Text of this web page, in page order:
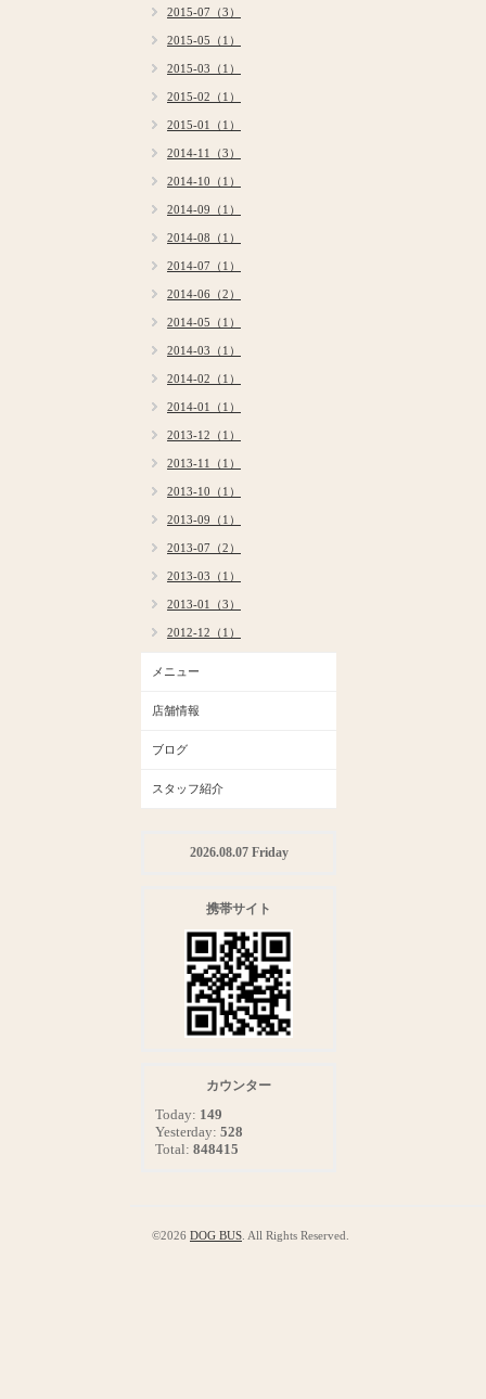
2015-07（3）
2015-05（1）
2015-03（1）
2015-02（1）
2015-01（1）
2014-11（3）
2014-10（1）
2014-09（1）
2014-08（1）
2014-07（1）
2014-06（2）
2014-05（1）
2014-03（1）
2014-02（1）
2014-01（1）
2013-12（1）
2013-11（1）
2013-10（1）
2013-09（1）
2013-07（2）
2013-03（1）
2013-01（3）
2012-12（1）
メニュー
店舗情報
ブログ
スタッフ紹介
2026.08.07 Friday
携帯サイト
カウンター
Today: 149
Yesterday: 528
Total: 848415
©2026 DOG BUS . All Rights Reserved.